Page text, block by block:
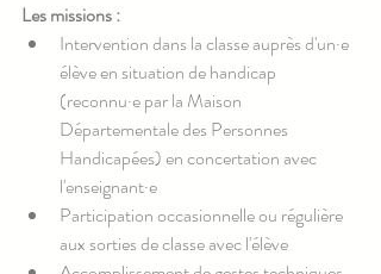
Les missions :
Intervention dans la classe auprès d'un·e
élève en situation de handicap
(reconnu·e par la Maison
Départementale des Personnes
Handicapées) en concertation avec
l'enseignant·e
Participation occasionnelle ou régulière
aux sorties de classe avec l'élève